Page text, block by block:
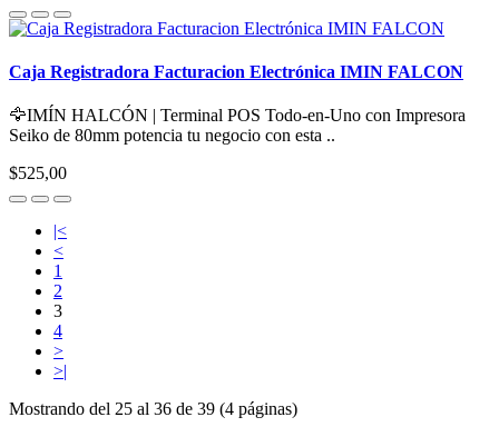
Caja Registradora Facturacion Electrónica IMIN FALCON
🦅IMÍN HALCÓN | Terminal POS Todo-en-Uno con Impresora
Seiko de 80mm potencia tu negocio con esta ..
$525,00
|<
<
1
2
3
4
>
>|
Mostrando del 25 al 36 de 39 (4 páginas)